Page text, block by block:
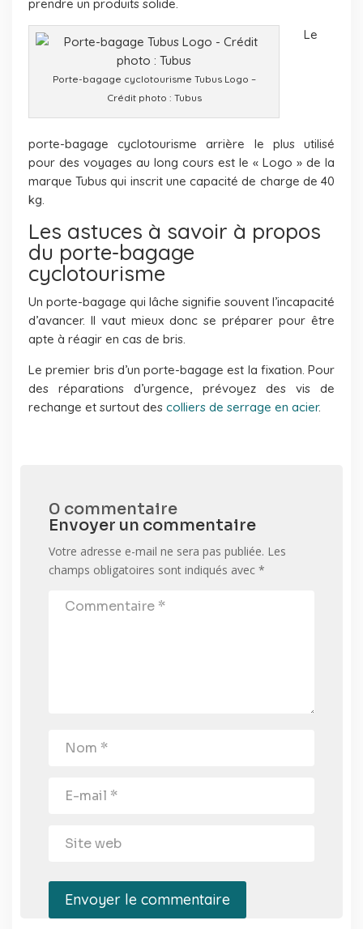
prendre un produits solide.
Porte-bagage cyclotourisme Tubus Logo –
Crédit photo : Tubus
Le
porte-bagage cyclotourisme arrière le plus utilisé
pour des voyages au long cours est le « Logo » de la
marque Tubus qui inscrit une capacité de charge de 40
kg.
Les astuces à savoir à propos
du porte-bagage
cyclotourisme
Un porte-bagage qui lâche signifie souvent l’incapacité
d’avancer. Il vaut mieux donc se préparer pour être
apte à réagir en cas de bris.
Le premier bris d’un porte-bagage est la fixation. Pour
des réparations d’urgence, prévoyez des vis de
rechange et surtout des colliers de serrage en acier.
0 commentaire
Envoyer un commentaire
Votre adresse e-mail ne sera pas publiée. Les
champs obligatoires sont indiqués avec *
Envoyer le commentaire